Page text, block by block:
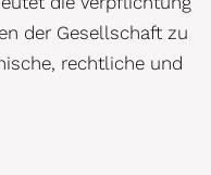
der Gesellschaft zu
rechtliche und